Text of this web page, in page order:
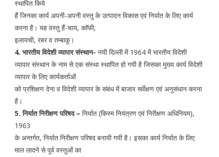
स्थापित किये
हैं जिनका कार्य अपनी-अपनी वस्तु के उत्पादन विकास एवं निर्यात के लिए कार्य
करना है। यह वस्तु हैं-चाय, काॅफी,
इलायची, रबर व तम्बाकू।
4. भारतीय विदेशी व्यापार संस्थान- नयी दिल्ली में 1964 में भारतीय विदेशी
व्यापार संस्थान के नाम से एक संस्था स्थापित हो गयी है जिसका मुख्य कार्य विदेशी
व्यापार के लिए कार्यकर्ताओं
को प्रशिक्षण देना व विदेशी व्यापार के संबंध में बाजार सर्वेक्षण एवं अनुसंधान करना
है।
5. निर्यात निरीक्षण परिषद – निर्यात (किस्म नियंत्रण एवं निरीक्षण अधिनियम),
1963
के अन्तर्गत, निर्यात निरीक्षण परिषद बनायी गयी है। इसका कार्य निर्यात के लिए
माल लादने से पूर्व वस्तुओं का